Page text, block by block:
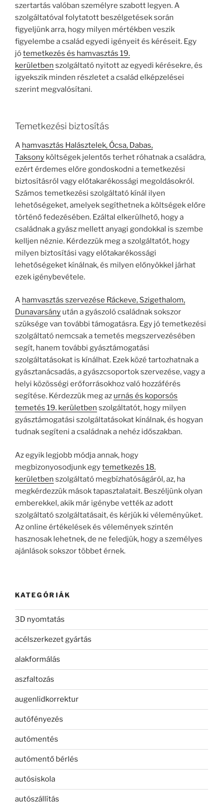
szertartás valóban személyre szabott legyen. A
szolgáltatóval folytatott beszélgetések során
figyeljünk arra, hogy milyen mértékben veszik
figyelembe a család egyedi igényeit és kéréseit. Egy
jótemetkezés és hamvasztás 19.
kerületben szolgáltató nyitott az egyedi kérésekre, és
igyekszik minden részletet a család elképzelései
szerint megvalósítani.
Temetkezési biztosítás
A hamvasztás Halásztelek, Ócsa, Dabas,
Taksony költségek jelentős terhet róhatnak a családra,
ezért érdemes előre gondoskodni a temetkezési
biztosításról vagy előtakarékossági megoldásokról.
Számos temetkezési szolgáltató kínál ilyen
lehetőségeket, amelyek segíthetnek a költségek előre
történő fedezésében. Ezáltal elkerülhető, hogy a
családnak a gyász mellett anyagi gondokkal is szembe
kelljen néznie. Kérdezzük meg a szolgáltatót, hogy
milyen biztosítási vagy előtakarékossági
lehetőségeket kínálnak, és milyen előnyökkel járhat
ezek igénybevétele.
A hamvasztás szervezése Ráckeve, Szigethalom,
Dunavarsány után a gyászoló családnak sokszor
szüksége van további támogatásra. Egy jó temetkezési
szolgáltató nemcsak a temetés megszervezésében
segít, hanem további gyásztámogatási
szolgáltatásokat is kínálhat. Ezek közé tartozhatnak a
gyásztanácsadás, a gyászcsoportok szervezése, vagy a
helyi közösségi erőforrásokhoz való hozzáférés
segítése. Kérdezzük meg az urnás és koporsós
temetés 19. kerületben szolgáltatót, hogy milyen
gyásztámogatási szolgáltatásokat kínálnak, és hogyan
tudnak segíteni a családnak a nehéz időszakban.
Az egyik legjobb módja annak, hogy
megbizonyosodjunk egytemetkezés 18.
kerületben szolgáltató megbízhatóságáról, az, ha
megkérdezzük mások tapasztalatait. Beszéljünk olyan
emberekkel, akik már igénybe vették az adott
szolgáltató szolgáltatásait, és kérjük ki véleményüket.
Az online értékelések és vélemények szintén
hasznosak lehetnek, de ne feledjük, hogy a személyes
ajánlások sokszor többet érnek.
KATEGÓRIÁK
3D nyomtatás
acélszerkezet gyártás
alakformálás
aszfaltozás
augenlidkorrektur
autófényezés
autómentés
autómentő bérlés
autósiskola
autószállítás